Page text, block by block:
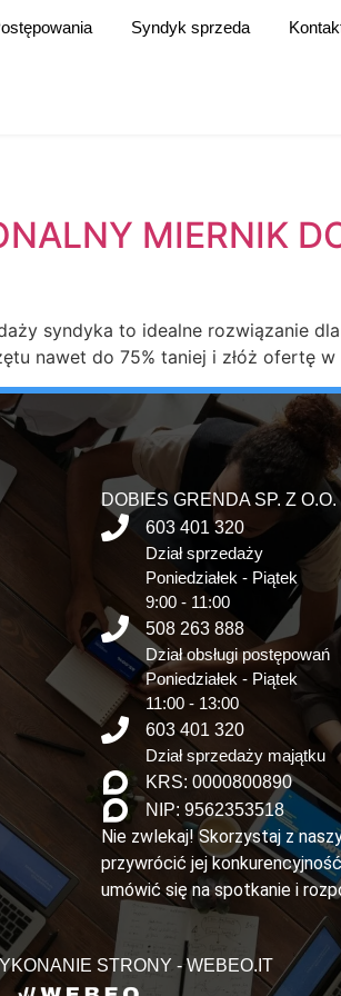
Syndyk sprzeda
MIERNIK
syndyka to idealne rozwiązanie
nawet do 75% taniej i złóż ofertę
DOBIES GRENDA SP. Z O.O.
603 401 320
Dział sprzedaży
Poniedziałek - Piątek
9:00 - 11:00
508 263 888
Dział obsługi postępowań
Poniedziałek - Piątek
11:00 - 13:00
603 401 320
Dział sprzedaży majątku
KRS: 0000800890
NIP: 9562353518
Nie zwlekaj! Skorzystaj z
przywrócić jej
umówić się na spotkanie i
STRONY - WEBEO.IT